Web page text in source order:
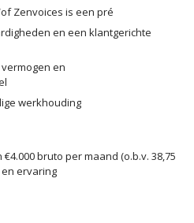
Zenvoices is een pré
en een klantgerichte
en
werkhouding
bruto per maand (o.b.v. 38,75
ervaring